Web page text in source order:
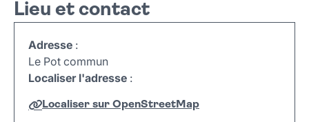
Lieu et contact
Adresse :
Le Pot commun
Localiser l'adresse :
Localiser sur OpenStreetMap
Leaflet